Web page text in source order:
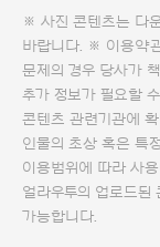
※ 사진 콘텐츠는 다
바랍니다. ※ 이용약
문제의 경우 당사가
추가 정보가 필요할
콘텐츠 관련기관에
인물의 초상 혹은 특
이용범위에 따라 사
얼라우투의 업로드된
가능합니다.